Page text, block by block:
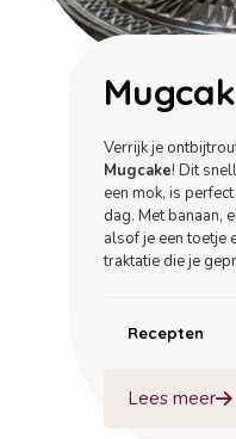
Verrijk je
Mugcake! Dit
een mok, is
dag. Met banaan,
alsof je een toetje
traktatie die je
Recepten
Lees meer